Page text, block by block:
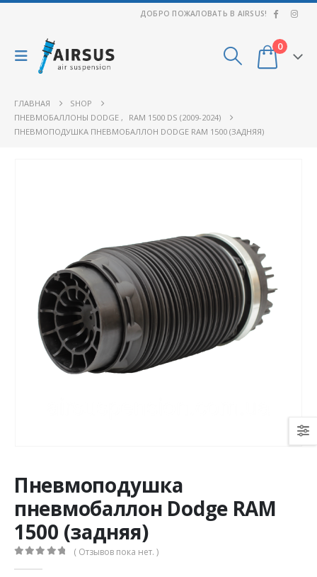
ДОБРО ПОЖАЛОВАТЬ В AIRSUS!
0
ГЛАВНАЯ
SHOP
ПНЕВМОБАЛЛОНЫ DODGE ,
RAM 1500 DS (2009-2024)
ПНЕВМОПОДУШКА ПНЕВМОБАЛЛОН DODGE RAM 1500 (ЗАДНЯЯ)
Пневмоподушка
пневмобаллон Dodge RAM
1500 (задняя)
( Отзывов пока нет. )